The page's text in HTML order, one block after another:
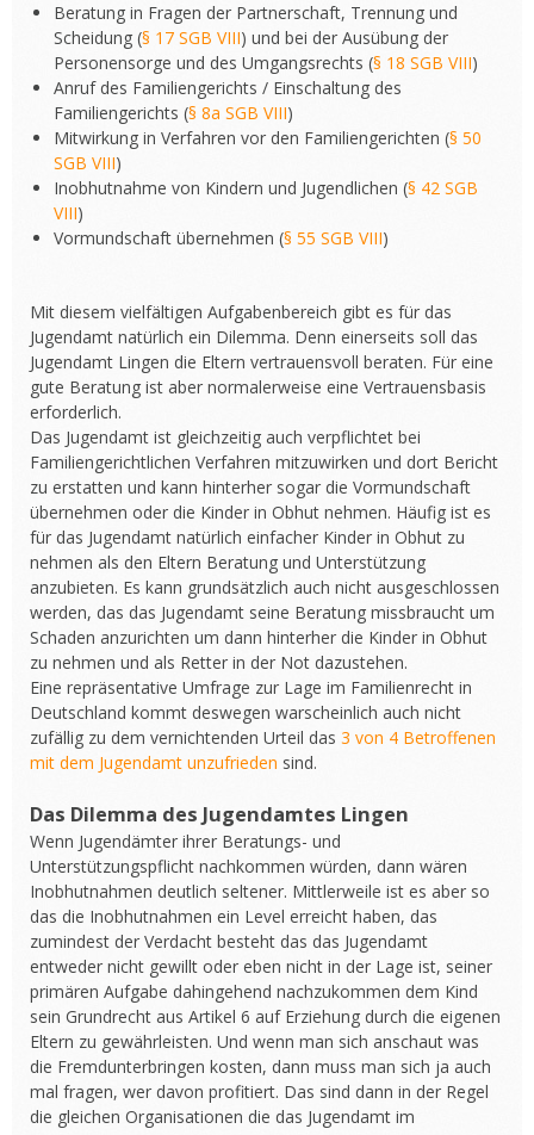
Beratung in Fragen der Partnerschaft, Trennung und
Scheidung (§ 17 SGB VIII) und bei der Ausübung der
Personensorge und des Umgangsrechts (§ 18 SGB VIII)
Anruf des Familiengerichts / Einschaltung des
Familiengerichts (§ 8a SGB VIII)
Mitwirkung in Verfahren vor den Familiengerichten (§ 50
SGB VIII)
Inobhutnahme von Kindern und Jugendlichen (§ 42 SGB
VIII)
Vormundschaft übernehmen (§ 55 SGB VIII)
Mit diesem vielfältigen Aufgabenbereich gibt es für das
Jugendamt natürlich ein Dilemma. Denn einerseits soll das
Jugendamt Lingen die Eltern vertrauensvoll beraten. Für eine
gute Beratung ist aber normalerweise eine Vertrauensbasis
erforderlich.
Das Jugendamt ist gleichzeitig auch verpflichtet bei
Familiengerichtlichen Verfahren mitzuwirken und dort Bericht
zu erstatten und kann hinterher sogar die Vormundschaft
übernehmen oder die Kinder in Obhut nehmen. Häufig ist es
für das Jugendamt natürlich einfacher Kinder in Obhut zu
nehmen als den Eltern Beratung und Unterstützung
anzubieten. Es kann grundsätzlich auch nicht ausgeschlossen
werden, das das Jugendamt seine Beratung missbraucht um
Schaden anzurichten um dann hinterher die Kinder in Obhut
zu nehmen und als Retter in der Not dazustehen.
Eine repräsentative Umfrage zur Lage im Familienrecht in
Deutschland kommt deswegen warscheinlich auch nicht
zufällig zu dem vernichtenden Urteil das 3 von 4 Betroffenen
mit dem Jugendamt unzufrieden sind.
Das Dilemma des Jugendamtes Lingen
Wenn Jugendämter ihrer Beratungs- und
Unterstützungspflicht nachkommen würden, dann wären
Inobhutnahmen deutlich seltener. Mittlerweile ist es aber so
das die Inobhutnahmen ein Level erreicht haben, das
zumindest der Verdacht besteht das das Jugendamt
entweder nicht gewillt oder eben nicht in der Lage ist, seiner
primären Aufgabe dahingehend nachzukommen dem Kind
sein Grundrecht aus Artikel 6 auf Erziehung durch die eigenen
Eltern zu gewährleisten. Und wenn man sich anschaut was
die Fremdunterbringen kosten, dann muss man sich ja auch
mal fragen, wer davon profitiert. Das sind dann in der Regel
die gleichen Organisationen die das Jugendamt im